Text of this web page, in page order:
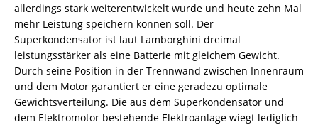
allerdings stark weiterentwickelt wurde und heute zehn Mal
mehr Leistung speichern können soll. Der
Superkondensator ist laut Lamborghini dreimal
leistungsstärker als eine Batterie mit gleichem Gewicht.
Durch seine Position in der Trennwand zwischen Innenraum
und dem Motor garantiert er eine geradezu optimale
Gewichtsverteilung. Die aus dem Superkondensator und
dem Elektromotor bestehende Elektroanlage wiegt lediglich